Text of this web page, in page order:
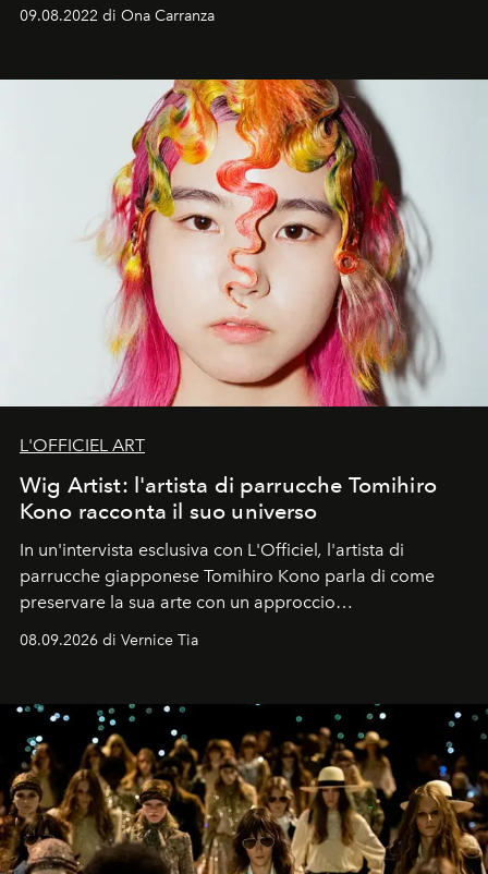
09.08.2022 di Ona Carranza
L'OFFICIEL ART
Wig Artist: l'artista di parrucche Tomihiro
Kono racconta il suo universo
In un'intervista esclusiva con L'Officiel, l'artista di
parrucche giapponese Tomihiro Kono parla di come
preservare la sua arte con un approccio
08.09.2026 di Vernice Tia